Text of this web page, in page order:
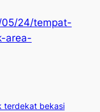
24/tempat-
area-
terdekat bekasi